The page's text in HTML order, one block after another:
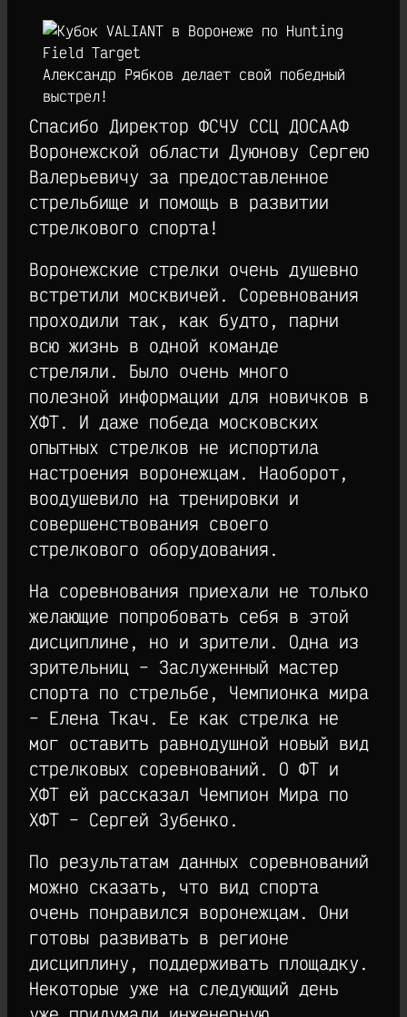
Александр Рябков делает свой победный
выстрел!
Спасибо Директор ФСЧУ ССЦ ДОСААФ
Воронежской области Дуюнову Сергею
Валерьевичу за предоставленное
стрельбище и помощь в развитии
стрелкового спорта!
Воронежские стрелки очень душевно
встретили москвичей. Соревнования
проходили так, как будто, парни
всю жизнь в одной команде
стреляли. Было очень много
полезной информации для новичков в
ХФТ. И даже победа московских
опытных стрелков не испортила
настроения воронежцам. Наоборот,
воодушевило на тренировки и
совершенствования своего
стрелкового оборудования.
На соревнования приехали не только
желающие попробовать себя в этой
дисциплине, но и зрители. Одна из
зрительниц – Заслуженный мастер
спорта по стрельбе, Чемпионка мира
– Елена Ткач. Ее как стрелка не
мог оставить равнодушной новый вид
стрелковых соревнований. О ФТ и
ХФТ ей рассказал Чемпион Мира по
ХФТ – Сергей Зубенко.
По результатам данных соревнований
можно сказать, что вид спорта
очень понравился воронежцам. Они
готовы развивать в регионе
дисциплину, поддерживать площадку.
Некоторые уже на следующий день